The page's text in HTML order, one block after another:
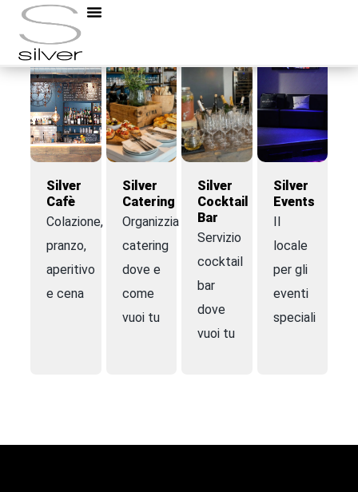
Silver
Cafè
Colazione,
pranzo,
aperitivo
e cena
Silver
Catering
Organizziamo
catering
dove e
come
vuoi tu
Silver
Cocktail
Bar
Servizio
cocktail
bar
dove
vuoi tu
Silver
Events
Il
locale
per gli
eventi
speciali